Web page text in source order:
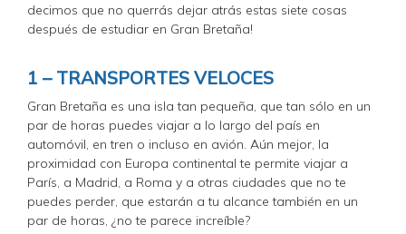
decimos que no querrás dejar atrás estas siete cosas
después de estudiar en Gran Bretaña!
1 – TRANSPORTES VELOCES
Gran Bretaña es una isla tan pequeña, que tan sólo en un
par de horas puedes viajar a lo largo del país en
automóvil, en tren o incluso en avión. Aún mejor, la
proximidad con Europa continental te permite viajar a
París, a Madrid, a Roma y a otras ciudades que no te
puedes perder, que estarán a tu alcance también en un
par de horas, ¿no te parece increíble?